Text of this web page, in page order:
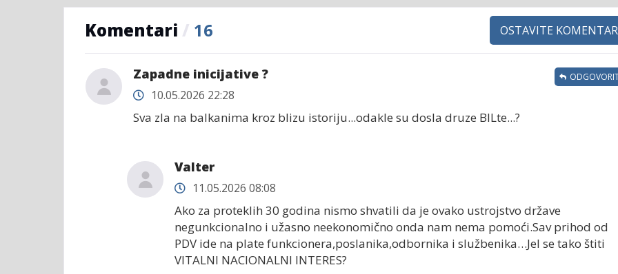
Komentari / 16 OSTAVITE KOMENTAR
Zapadne inicijative ?
10.05.2026 22:28
Sva zla na balkanima kroz blizu istoriju...odakle su dosla druze BILte...?
Valter
11.05.2026 08:08
Ako za proteklih 30 godina nismo shvatili da je ovako ustrojstvo države
negunkcionalno i užasno neekonomično onda nam nema pomoći.Sav prihod od
PDV ide na plate funkcionera,poslanika,odbornika i službenika…Jel se tako štiti
VITALNI NACIONALNI INTERES?